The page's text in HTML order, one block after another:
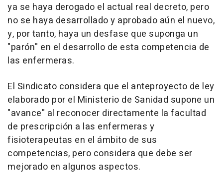
ya se haya derogado el actual real decreto, pero
no se haya desarrollado y aprobado aún el nuevo,
y, por tanto, haya un desfase que suponga un
"parón" en el desarrollo de esta competencia de
las enfermeras.
El Sindicato considera que el anteproyecto de ley
elaborado por el Ministerio de Sanidad supone un
"avance" al reconocer directamente la facultad
de prescripción a las enfermeras y
fisioterapeutas en el ámbito de sus
competencias, pero considera que debe ser
mejorado en algunos aspectos.